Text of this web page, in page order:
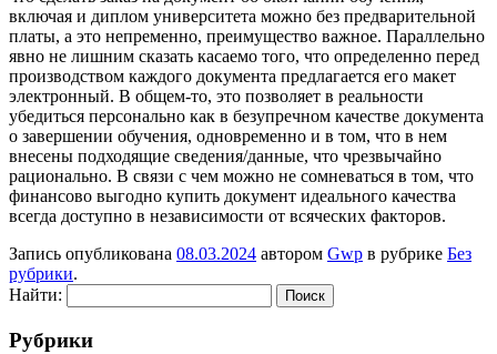
включая и диплом университета можно без предварительной
платы, а это непременно, преимущество важное. Параллельно
явно не лишним сказать касаемо того, что определенно перед
производством каждого документа предлагается его макет
электронный. В общем-то, это позволяет в реальности
убедиться персонально как в безупречном качестве документа
о завершении обучения, одновременно и в том, что в нем
внесены подходящие сведения/данные, что чрезвычайно
рационально. В связи с чем можно не сомневаться в том, что
финансово выгодно купить документ идеального качества
всегда доступно в независимости от всяческих факторов.
Запись опубликована 08.03.2024 автором Gwp в рубрике Без
рубрики.
Найти:
Рубрики